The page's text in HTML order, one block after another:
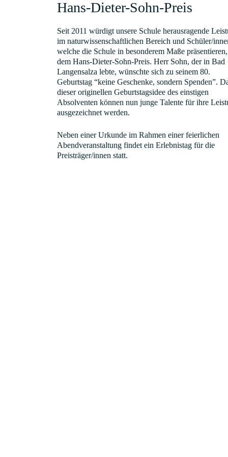
Hans-Dieter-Sohn-Preis
Seit 2011 würdigt unsere Schule herausragende
im naturwissenschaftlichen Bereich und Schüler/
welche die Schule in besonderem Maße
dem Hans-Dieter-Sohn-Preis. Herr Sohn, der in Bad
Langensalza lebte, wünschte sich zu seinem 80.
Geburtstag “keine Geschenke, sondern Spenden”.
dieser originellen Geburtstagsidee des einstigen
Absolventen können nun junge Talente für ihre
ausgezeichnet werden.
Neben einer Urkunde im Rahmen einer feierlichen
Abendveranstaltung findet ein Erlebnistag für die
Preisträger/innen statt.